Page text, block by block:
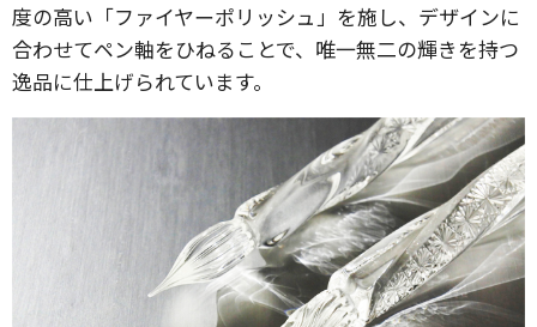
度の高い「ファイヤーポリッシュ」を施し、デザインに
合わせてペン軸をひねることで、唯一無二の輝きを持つ
逸品に仕上げられています。